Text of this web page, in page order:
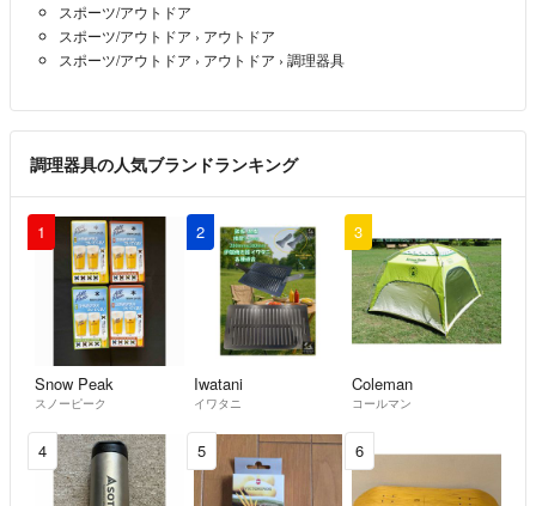
『発送までの日数』は弊社営業日ベースです。基本的にはご注文確定の
翌営業日までに出荷させて頂いておりますが、定休日や突発的な臨時休
業が発生する可能性もございます。『出荷はいつになるか？』『～日ま
▼特商法
https://fril.jp/ts/official/law/scg/
▼返品特約
https://fril.jp/ts/official/law/scg/#return_policy
スポーツ/アウトドア
スポーツ/アウトドア › アウトドア
スポーツ/アウトドア › アウトドア › 調理器具
調理器具の人気ブランドランキング
1
Snow Peak
スノーピーク
2
Iwatani
イワタニ
3
Coleman
コールマン
4 5 6